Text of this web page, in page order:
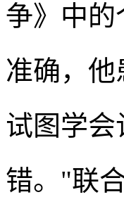
争》中的
准确，
试图学
错。"联